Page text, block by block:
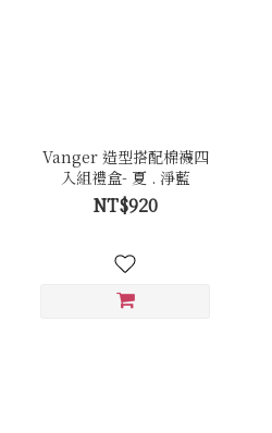
Vanger 造型搭配棉襪四
入組禮盒- 夏 . 淨藍
NT$920